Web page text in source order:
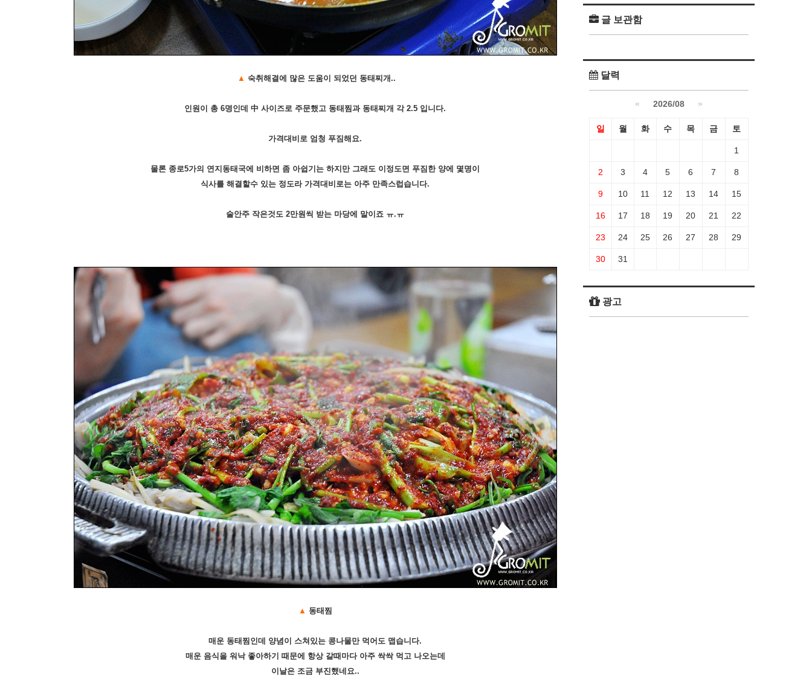
▲ 숙취해결에 많은 도움이 되었던 동태찌개..
인원이 총 6명인데 中 사이즈로 주문했고 동태찜과 동태찌개 각 2.5 입니다.
가격대비로 엄청 푸짐해요.
물론 종로5가의 연지동태국에 비하면 좀 아쉽기는 하지만 그래도 이정도면 푸짐한 양에 몇명이
식사를 해결할수 있는 정도라 가격대비로는 아주 만족스럽습니다.
술안주 작은것도 2만원씩 받는 마당에 말이죠 ㅠ.ㅠ
▲ 동태찜
매운 동태찜인데 양념이 스쳐있는 콩나물만 먹어도 맵습니다.
매운 음식을 워낙 좋아하기 때문에 항상 갈때마다 아주 싹싹 먹고 나오는데
이날은 조금 부진했네요..
글 보관함
달력
« 2026/08 »
일 월 화 수 목 금 토
1
2 3 4 5 6 7 8
9 10 11 12 13 14 15
16 17 18 19 20 21 22
23 24 25 26 27 28 29
30 31
광고